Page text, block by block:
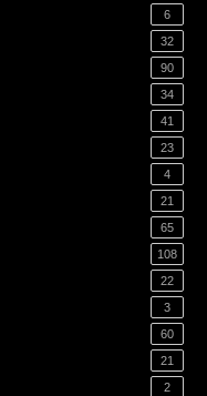
6
32
90
34
41
23
4
21
65
108
22
3
60
21
2